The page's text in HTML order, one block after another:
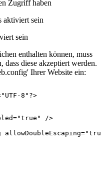
Zugriff haben
aktiviert sein
sein
enthalten können, muss
diese akzeptiert werden.
Ihrer Website ein:
8"?>
/>